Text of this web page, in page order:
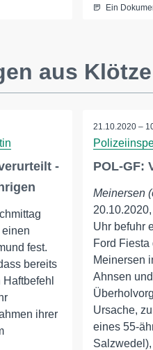
Ein
aus Klötze
-
fest.
bereits
ihrer
21.10.2020 –
POL-GF:
Meinersen
Uhr befuhr
Ford
Meinersen
Ahnsen
Ursache,
eines 55-